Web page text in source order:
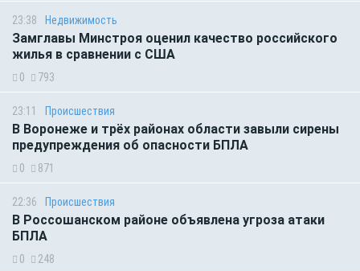
23:38 Недвижимость
Замглавы Минстроя оценил качество российского
жилья в сравнении с США
0 793
23:11 Происшествия
В Воронеже и трёх районах области завыли сирены
предупреждения об опасности БПЛА
0 871
22:36 Происшествия
В Россошанском районе объявлена угроза атаки
БПЛА
0 248